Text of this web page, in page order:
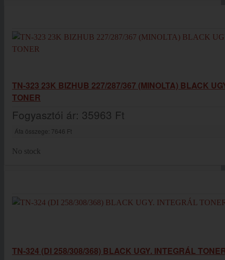
TN-323 23K BIZHUB 227/287/367 (MINOLTA) BLACK
TONER
Fogyasztói ár: 35963 Ft
Áfa összege: 7646 Ft
No stock
TN-324 (DI 258/308/368) BLACK UGY. INTEGRÁL